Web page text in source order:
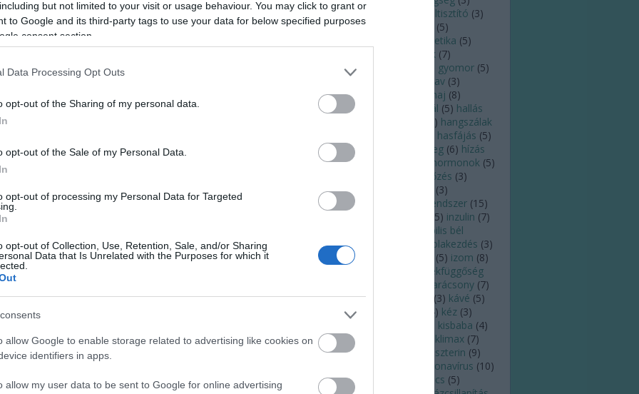
but not limited to your visit or usage behaviour. You may click to grant or
to Google and its third-party tags to use your data for below specified purposes
consent section.
Data Processing Opt Outs
opt-out of the Sharing of my personal data.
opt-out of the Sale of my Personal Data.
opt-out of processing my Personal Data for Targeted
opt-out of Collection, Use, Retention, Sale, and/or Sharing
Data that Is Unrelated with the Purposes for which it
allow Google to enable storage related to advertising like cookies on
identifiers in apps.
allow my user data to be sent to Google for online advertising
is szükség lehet.
a méh nem szokványos elhelyezkedése, egyes
A teherbeesés szempontjából gondot
útja a méh felé egy-két centiméterrel
akadálya lehet a fogamzásnak a lenőtt
a petevezetéket is érintik, elzárják.
a tartószalagok rövidebbek, akkor a terhesség
jelentkezhet.
nem dől előre a szokott szögben és a
hüvely tartóerejének meggyengülése esetén
lejjebb kerülésének, megereszkedésének
izmai szülés után, nagy terhelés, kóros túlsúly
A méhsüllyedés kockázatát csökkentheti, a
záróizmok) tónusát, erejét visszaállíthatja a
Ennek elsajátítása és gyakorlása minden nő
füldugulás (5 fültisztító (3)
fülzsír (3) fülzúgás (5)
genetika (5)
gyerek (7)
gyógyszer
gyomor (5)
gyomorrontás
gyomorsav (3)
gyulladás
haj (8)
hajhullás
( halál (5) hallás
) hangszálak
hasfájás (5)
hasmenés
hideg (6) hízás
) hőguta hormonok (5)
HPV-fertőzés (3)
húgyúti fertőzés
(3)
immunerősítés
immunrendszer (15)
5) inzulin (7)
irritábilis bél
szindróma
iskolakezdés (3)
ivás
5) ( (5) izom (8)
játékfüggőség
karácsony (7)
kardiológia (6 (3) kávé (5)
kemoterápia
4) kéz (3)
kisbaba (4)
kismama ( klimax (7)
koffein (4) koleszterin (9)
koronavírus (10)
középfülgyulladás
kullancs (5)